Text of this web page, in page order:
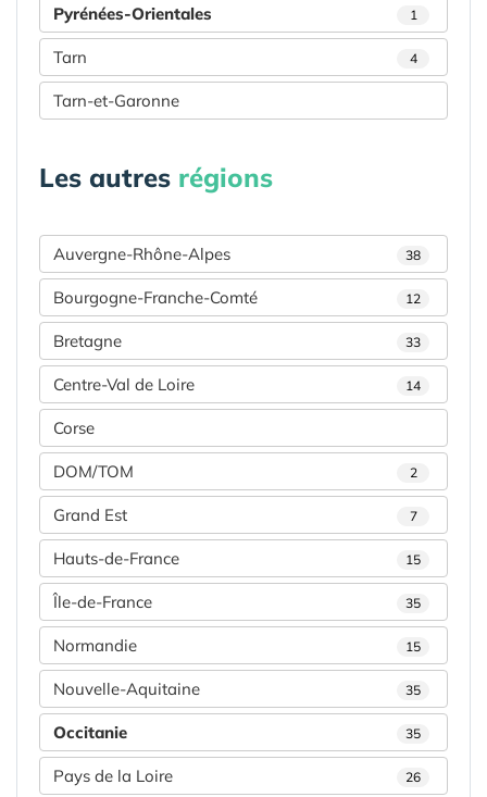
Pyrénées-Orientales 1
Tarn 4
Tarn-et-Garonne
Les autres régions
Auvergne-Rhône-Alpes 38
Bourgogne-Franche-Comté 12
Bretagne 33
Centre-Val de Loire 14
Corse
DOM/TOM 2
Grand Est 7
Hauts-de-France 15
Île-de-France 35
Normandie 15
Nouvelle-Aquitaine 35
Occitanie 35
Pays de la Loire 26